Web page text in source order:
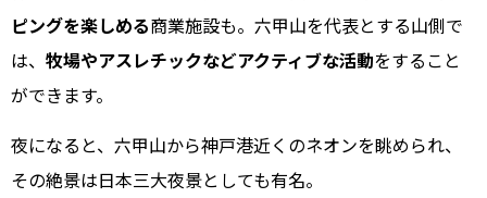
ピングを楽しめる商業施設も。六甲山を代表とする山側で
は、 牧場やアスレチックなどアクティブな活動をすること
ができます。
夜になると、六甲山から神戸港近くのネオンを眺められ、
その絶景は日本三大夜景としても有名。